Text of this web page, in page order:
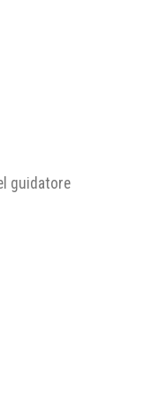
guidatore